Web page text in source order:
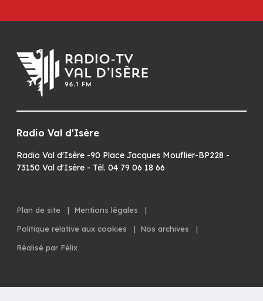
Radio Val d'Isère
Radio Val d'Isère -90 Place Jacques Mouflier-BP228 -
73150 Val d'Isère - Tél. 04 79 06 18 66
Plan de site | Mentions légales
|
Politique relative aux cookies
| Nos archives
|
Réalisé par Félix